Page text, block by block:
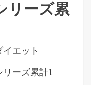
リーズ累
イエット
ーズ累計1